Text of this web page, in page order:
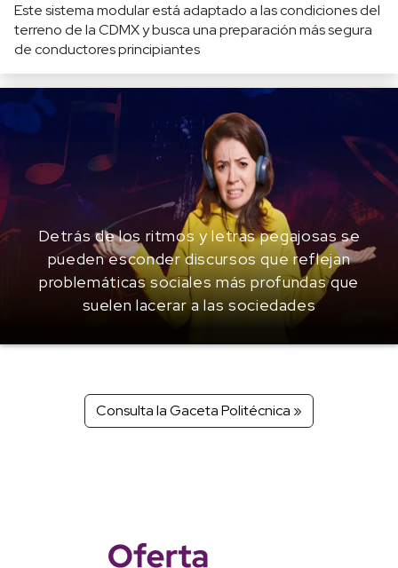
Este sistema modular está adaptado a las condiciones del
terreno de la CDMX y busca una preparación más segura
de conductores principiantes
Detrás de los ritmos y letras pegajosas se
pueden esconder discursos que reflejan
problemáticas sociales más profundas que
suelen lacerar a las sociedades
Consulta la Gaceta Politécnica »